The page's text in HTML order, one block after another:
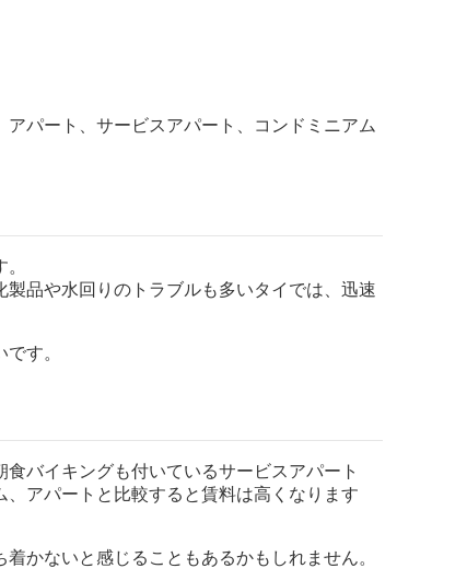
アパート、サービスアパート、
コンドミニアム
品や水回りのトラブルも多いタイでは、 迅速
す。
食バイキングも付いているサービスアパート
アパートと比較すると賃料は高くなります
かないと感じることもあるかもしれません。